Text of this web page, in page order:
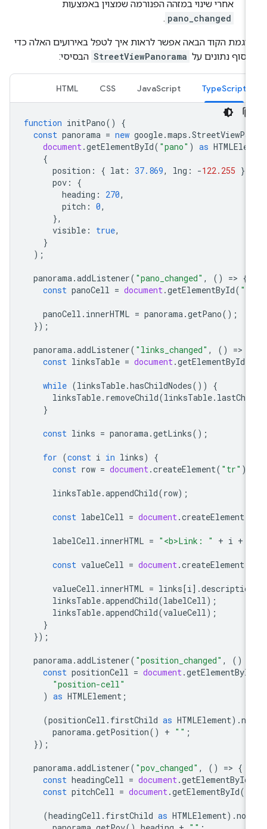
אחרי שינוי במזהה הפנורמה שמצוין באמצעות
pano_changed
.
הקוד הבאה אפשר לראות איך לטפל באירועים האלה כדי
נתונים על StreetViewPanorama הבסיסי:
TypeScript
JavaScript
CSS
HTML
function initPano ()
const panorama = new google.maps.
document.getElementById("pano") as
position
{ lat: 37.869, lng: -122.255
pov
heading: 270
pitch:
visible: true
panorama.addListener("pano_changed" , () =
const panoCell = document.getElementById
panoCell.innerHTML = panorama.getPano
panorama.addListener("links_changed" , ()
const linksTable = document.getElementById
while (linksTable.hasChildNodes ())
linksTable.removeChild(linksTable.
const links = panorama.getLinks
for (const i in links
const
row = document.createElement("tr"
linksTable.appendChild(row
const labelCell = document.createElement
labelCell.innerHTML = "<b>Link: "
const valueCell = document.createElement
valueCell.innerHTML = links [i].
linksTable.appendChild(labelCell
linksTable.appendChild(valueCell
panorama.addListener("position_changed" ,
const positionCell = document.
"position-cell"
) as HTMLElement
(positionCell.firstChild as HTMLElement
panorama.getPosition () +
panorama.addListener("pov_changed" , () =
const headingCell = document.getElementById
const pitchCell = document.getElementById
(headingCell.firstChild as HTMLElement).